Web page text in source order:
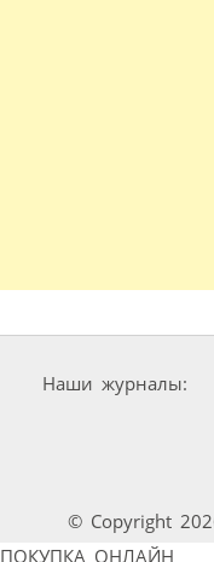
Наши журналы:
© Copyright
ПОКУПКА ОНЛАЙН